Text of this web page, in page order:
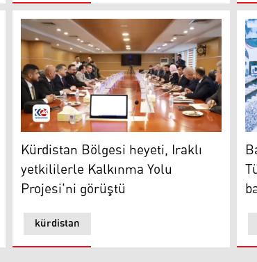
Kürdistan Bölgesi heyeti, Iraklı yetkililerle
kürdistan
Kürdistan Bölgesi heyeti, Iraklı
yetkililerle Kalkınma Yolu
Projesi'ni görüştü